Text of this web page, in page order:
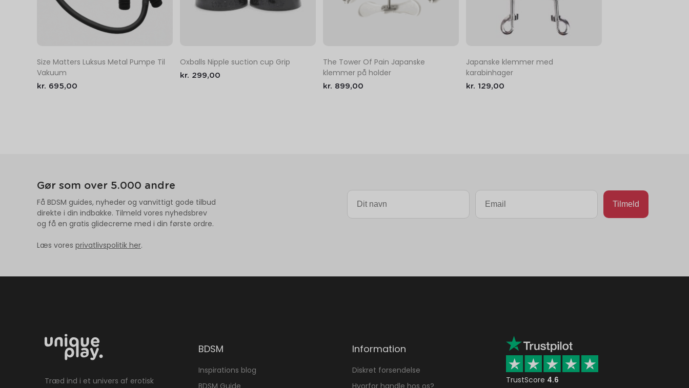
Size Matters Luksus Metal Pumpe Til
Vakuum
kr. 695,00
Oxballs Nipple suction cup Grip
kr. 299,00
The Tower Of Pain Japanske
klemmer på holder
kr. 899,00
Japanske klemmer med
karabinhager
kr. 129,00
Gør som over 5.000 andre
Få BDSM guides, nyheder og vanvittigt gode tilbud
direkte i din indbakke. Tilmeld vores nyhedsbrev
og få en gratis glidecreme med i din første ordre.
Læs vores privatlivspolitik her.
Træd ind i et univers af erotisk
BDSM
Inspirations blog
Information
Diskret forsendelse
TrustScore 4.6